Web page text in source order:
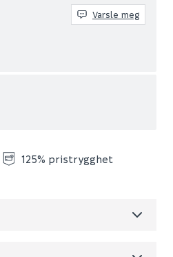
Varsle meg
125% pristrygghet